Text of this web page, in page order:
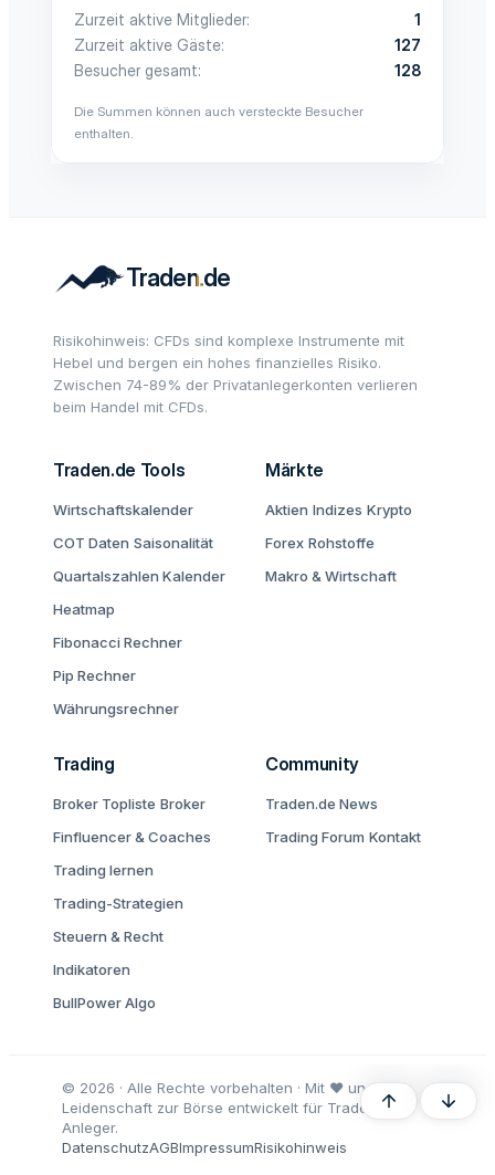
Zurzeit aktive Mitglieder
1
Zurzeit aktive Gäste
127
Besucher gesamt
128
Die Summen können auch versteckte Besucher
enthalten.
Risikohinweis: CFDs sind komplexe Instrumente mit
Hebel und bergen ein hohes finanzielles Risiko.
Zwischen 74-89% der Privatanlegerkonten verlieren
beim Handel mit CFDs.
Traden.de Tools
Wirtschaftskalender
COT Daten Saisonalität
Quartalszahlen Kalender
Heatmap
Fibonacci Rechner
Pip Rechner
Währungsrechner
Märkte
Aktien Indizes Krypto
Forex Rohstoffe
Makro & Wirtschaft
Trading
Broker Topliste Broker
Finfluencer & Coaches
Trading lernen
Trading-Strategien
Steuern & Recht
Indikatoren
BullPower Algo
Community
Traden.de News
Trading Forum Kontakt
© 2026 · Alle Rechte vorbehalten · Mit ♥ und
Leidenschaft zur Börse entwickelt für Trader und
Anleger.
DatenschutzAGBImpressumRisikohinweis
Oben Unten